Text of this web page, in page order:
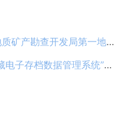
地质矿产调查院地质资料档案信息化建设项目
系统”，引领地质资料信息化管理新时代